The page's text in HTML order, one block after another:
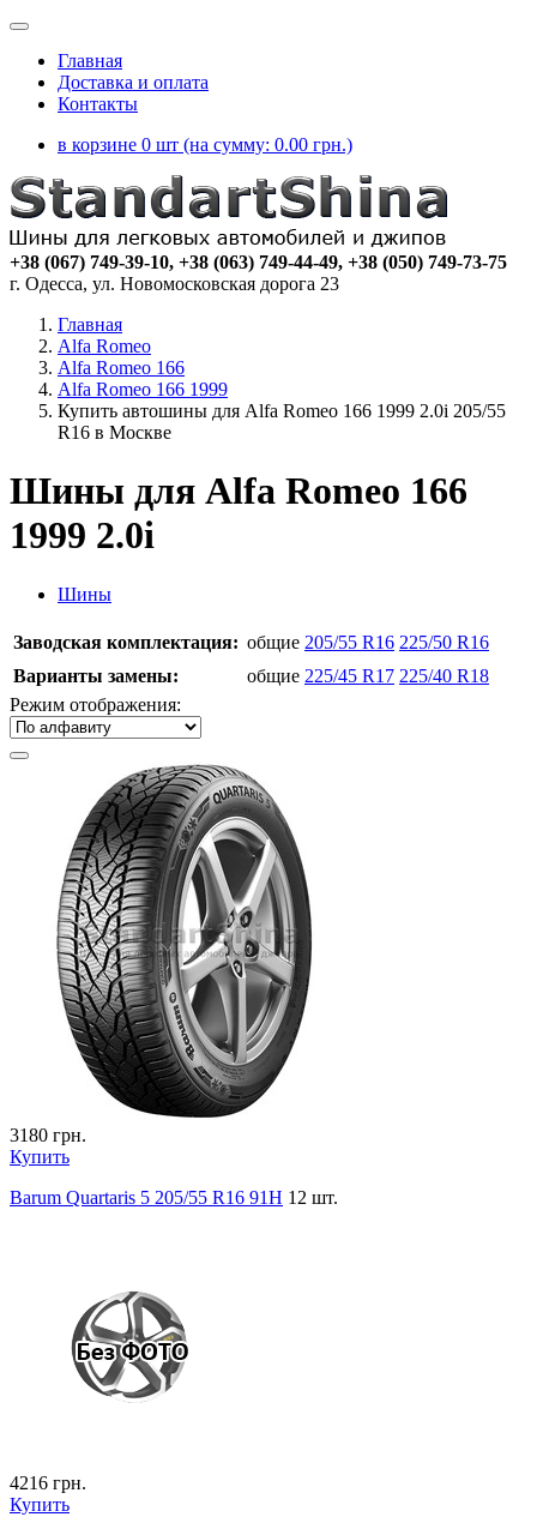
Главная
Доставка и оплата
Контакты
в корзине 0 шт (на сумму: 0.00 грн.)
+38 (067) 749-39-10, +38 (063) 749-44-49, +38 (050) 749-73-75
г. Одесса, ул. Новомосковская дорога 23
Главная
Alfa Romeo
Alfa Romeo 166
Alfa Romeo 166 1999
Купить автошины для Alfa Romeo 166 1999 2.0i 205/55
R16 в Москве
Шины для Alfa Romeo 166
1999 2.0i
Шины
Заводская комплектация: общие 205/55 R16 225/50 R16
Варианты замены:
общие 225/45 R17 225/40 R18
Режим отображения:
3180 грн.
Купить
Barum Quartaris 5 205/55 R16 91H 12 шт.
4216 грн.
Купить